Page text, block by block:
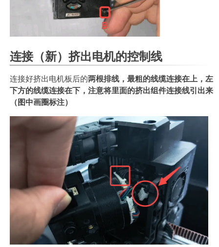
连接（新）挤出电机的控制线
连接好挤出电机板后的两根排线，最粗的线缆连接在上，左
下方的线缆连接在下，注意将里面的挤出组件连接线引出来
（图中画圈标注）